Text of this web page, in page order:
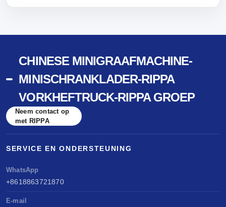
CHINESE MINIGRAAFMACHINE-
MINISCHRANKLADER-RIPPA
VORKHEFTRUCK-RIPPA GROEP
Neem contact op
met RIPPA
SERVICE EN ONDERSTEUNING
WhatsApp
+8618863721870
E-mail